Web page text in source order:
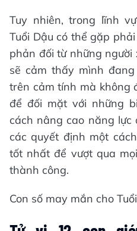
Tuy nhiên, trong lĩnh
Tuổi Dậu có thể gặp
phản đối từ những người
sẽ cảm thấy mình
trên cảm tính mà không
để đối mặt với những
cách nâng cao năng
các quyết định một
tốt nhất để vượt qua
thành công.
Con số may mắn cho